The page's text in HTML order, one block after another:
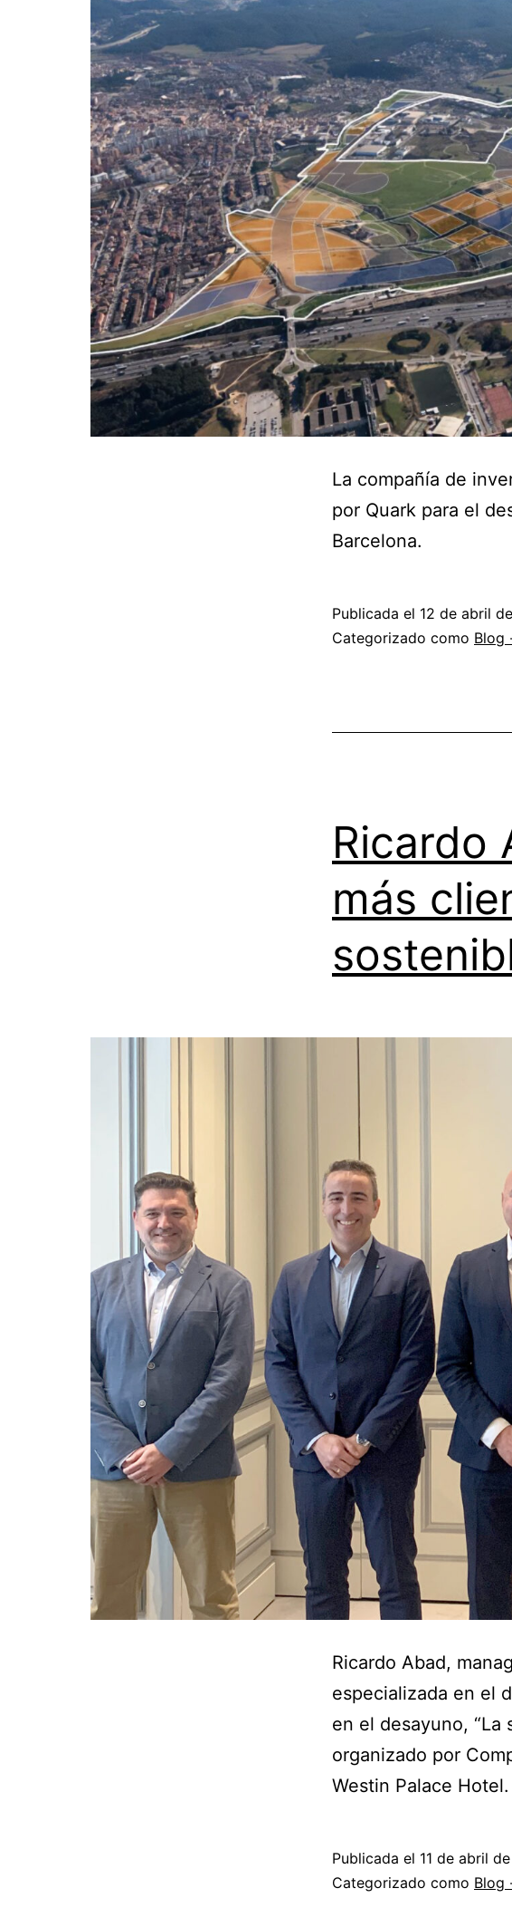
La compañía de
por Quark para el
Barcelona.
Publicada el 12 de abril
Categorizado como Blog
Ricardo
más
Ricardo Abad,
especializada en el
en el desayuno, “La
organizado por
Westin Palace Hotel.
Publicada el 11 de abril
Categorizado como Blog